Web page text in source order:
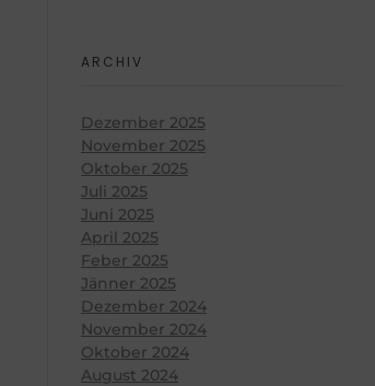
ARCHIV
Dezember 2025
November 2025
Oktober 2025
Juli 2025
Juni 2025
April 2025
Feber 2025
Jänner 2025
Dezember 2024
November 2024
Oktober 2024
August 2024